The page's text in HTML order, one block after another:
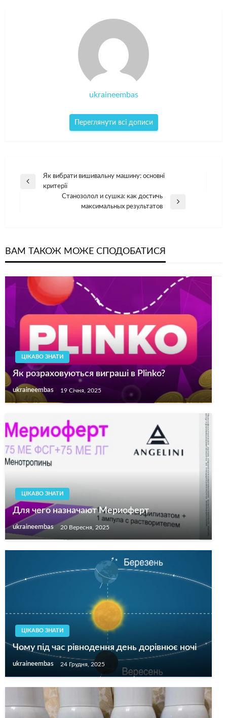
ukraineembas
Переглянути всі дописи
Навігація
записів
Попередній
Як вибрати вишивальну машину: основні
критерії
Станозолол и сушка: как достичь
максимальных результатов
ВАМ ТАКОЖ МОЖЕ СПОДОБАТИСЯ
ЦІКАВО ЗНАТИ
Як розраховуються виграші в Plinko?
ukraineembas 19 Січня, 2025
ЦІКАВО ЗНАТИ
Для чего назначают Мериоферт
ukraineembas 20 Вересня, 2025
ЦІКАВО ЗНАТИ
Чому під час рівнодення день дорівнює ночі
ukraineembas 24 Грудня, 2025